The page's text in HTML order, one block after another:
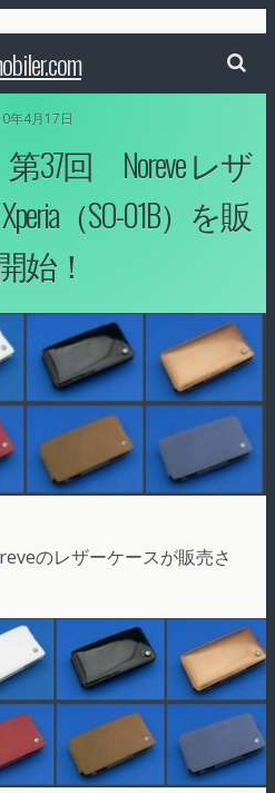
年4月17日
37回 Noreve レザ
（SO-01B）を販
始！
のレザーケースが販売さ